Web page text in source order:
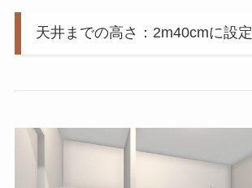
天井までの高さ：2m40cmに設定